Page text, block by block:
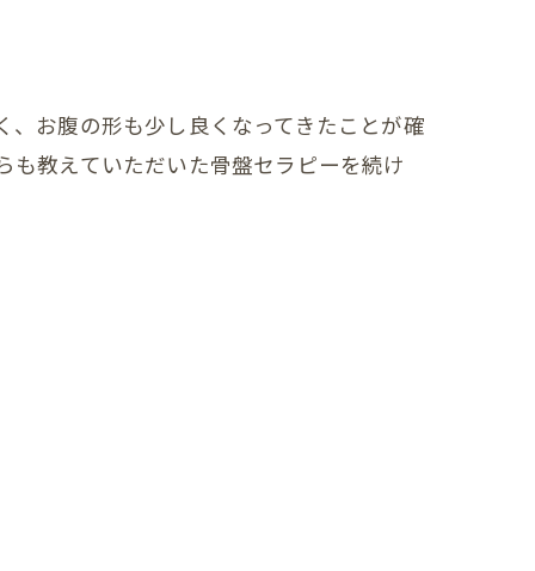
お腹の形も少し良くなってきたことが確
教えていただいた骨盤セラピーを続け